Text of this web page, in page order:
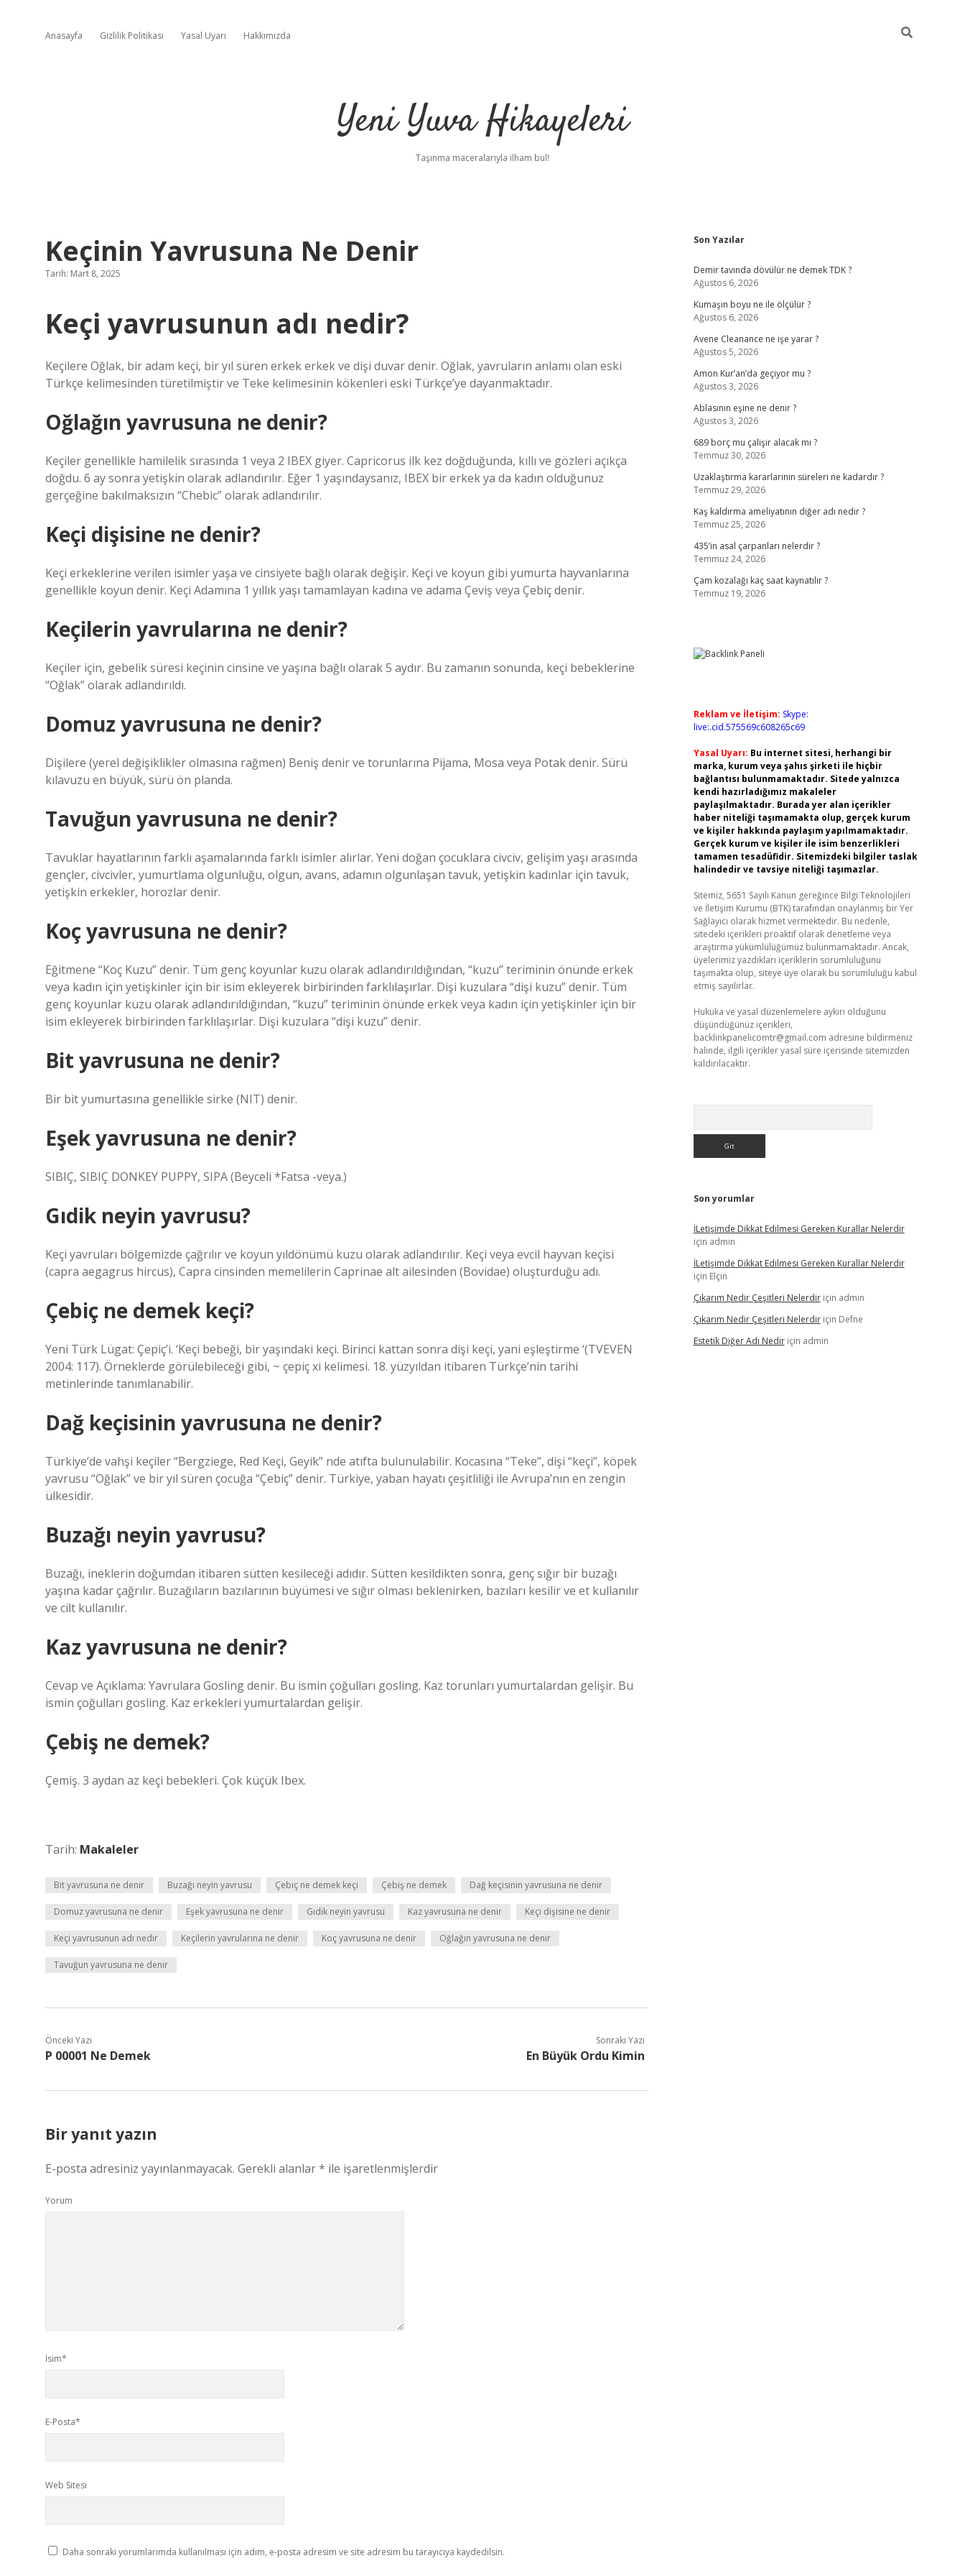
Anasayfa Gizlilik Politikası Yasal Uyarı Hakkımızda
Yeni Yuva Hikayeleri
Taşınma maceralarıyla ilham bul!
Keçinin Yavrusuna Ne Denir
Tarih: Mart 8, 2025
Keçi yavrusunun adı nedir?
Keçilere Oğlak, bir adam keçi, bir yıl süren erkek erkek ve dişi duvar denir. Oğlak, yavruların anlamı olan eski
Türkçe kelimesinden türetilmiştir ve Teke kelimesinin kökenleri eski Türkçe’ye dayanmaktadır.
Oğlağın yavrusuna ne denir?
Keçiler genellikle hamilelik sırasında 1 veya 2 IBEX giyer. Capricorus ilk kez doğduğunda, kıllı ve gözleri açıkça
doğdu. 6 ay sonra yetişkin olarak adlandırılır. Eğer 1 yaşındaysanız, IBEX bir erkek ya da kadın olduğunuz
gerçeğine bakılmaksızın “Chebic” olarak adlandırılır.
Keçi dişisine ne denir?
Keçi erkeklerine verilen isimler yaşa ve cinsiyete bağlı olarak değişir. Keçi ve koyun gibi yumurta hayvanlarına
genellikle koyun denir. Keçi Adamına 1 yıllık yaşı tamamlayan kadına ve adama Çeviş veya Çebiç denir.
Keçilerin yavrularına ne denir?
Keçiler için, gebelik süresi keçinin cinsine ve yaşına bağlı olarak 5 aydır. Bu zamanın sonunda, keçi bebeklerine
“Oğlak” olarak adlandırıldı.
Domuz yavrusuna ne denir?
Dişilere (yerel değişiklikler olmasına rağmen) Beniş denir ve torunlarına Pijama, Mosa veya Potak denir. Sürü
kılavuzu en büyük, sürü ön planda.
Tavuğun yavrusuna ne denir?
Tavuklar hayatlarının farklı aşamalarında farklı isimler alırlar. Yeni doğan çocuklara civciv, gelişim yaşı arasında
gençler, civcivler, yumurtlama olgunluğu, olgun, avans, adamın olgunlaşan tavuk, yetişkin kadınlar için tavuk,
yetişkin erkekler, horozlar denir.
Koç yavrusuna ne denir?
Eğitmene “Koç Kuzu” denir. Tüm genç koyunlar kuzu olarak adlandırıldığından, “kuzu” teriminin önünde erkek
veya kadın için yetişkinler için bir isim ekleyerek birbirinden farklılaşırlar. Dişi kuzulara “dişi kuzu” denir. Tüm
genç koyunlar kuzu olarak adlandırıldığından, “kuzu” teriminin önünde erkek veya kadın için yetişkinler için bir
isim ekleyerek birbirinden farklılaşırlar. Dişi kuzulara “dişi kuzu” denir.
Bit yavrusuna ne denir?
Bir bit yumurtasına genellikle sirke (NIT) denir.
Eşek yavrusuna ne denir?
SIBIÇ, SIBIÇ DONKEY PUPPY, SIPA (Beyceli *Fatsa -veya.)
Gıdik neyin yavrusu?
Keçi yavruları bölgemizde çağrılır ve koyun yıldönümü kuzu olarak adlandırılır. Keçi veya evcil hayvan keçisi
(capra aegagrus hircus), Capra cinsinden memelilerin Caprinae alt ailesinden (Bovidae) oluşturduğu adı.
Çebiç ne demek keçi?
Yeni Türk Lügat: Çepiç’i. ‘Keçi bebeği, bir yaşındaki keçi. Birinci kattan sonra dişi keçi, yani eşleştirme ‘(TVEVEN
2004: 117). Örneklerde görülebileceği gibi, ~ çepiç xi kelimesi. 18. yüzyıldan itibaren Türkçe’nin tarihi
metinlerinde tanımlanabilir.
Dağ keçisinin yavrusuna ne denir?
Türkiye’de vahşi keçiler “Bergziege, Red Keçi, Geyik” nde atıfta bulunulabilir. Kocasına “Teke”, dişi “keçi”, köpek
yavrusu “Oğlak” ve bir yıl süren çocuğa “Çebiç” denir. Türkiye, yaban hayatı çeşitliliği ile Avrupa’nın en zengin
ülkesidir.
Buzağı neyin yavrusu?
Buzağı, ineklerin doğumdan itibaren sütten kesileceği adıdır. Sütten kesildikten sonra, genç sığır bir buzağı
yaşına kadar çağrılır. Buzağıların bazılarının büyümesi ve sığır olması beklenirken, bazıları kesilir ve et kullanılır
ve cilt kullanılır.
Kaz yavrusuna ne denir?
Cevap ve Açıklama: Yavrulara Gosling denir. Bu ismin çoğulları gosling. Kaz torunları yumurtalardan gelişir. Bu
ismin çoğulları gosling. Kaz erkekleri yumurtalardan gelişir.
Çebiş ne demek?
Çemiş. 3 aydan az keçi bebekleri. Çok küçük Ibex.
Tarih: Makaleler
Bit yavrusuna ne denir Buzağı neyin yavrusu Çebiç ne demek keçi Çebiş ne demek Dağ keçisinin yavrusuna ne denir
Domuz yavrusuna ne denir Eşek yavrusuna ne denir Gıdik neyin yavrusu Kaz yavrusuna ne denir Keçi dişisine ne denir
Keçi yavrusunun adı nedir Keçilerin yavrularına ne denir Koç yavrusuna ne denir Oğlağın yavrusuna ne denir
Tavuğun yavrusuna ne denir
Önceki Yazı
P 00001 Ne Demek
Sonraki Yazı
En Büyük Ordu Kimin
Bir yanıt yazın
E-posta adresiniz yayınlanmayacak. Gerekli alanlar* ile işaretlenmişlerdir
Yorum
İsim*
E-Posta*
Web Sitesi
Daha sonraki yorumlarımda kullanılması için adım, e-posta adresim ve site adresim bu tarayıcıya kaydedilsin.
Sidebar
Son Yazılar
Demir tavında dövülür ne demek TDK ?
Ağustos 6, 2026
Kumaşın boyu ne ile ölçülür ?
Ağustos 6, 2026
Avene Cleanance ne işe yarar ?
Ağustos 5, 2026
Amon Kur’an’da geçiyor mu ?
Ağustos 3, 2026
Ablasının eşine ne denir ?
Ağustos 3, 2026
689 borç mu çalişir alacak mı ?
Temmuz 30, 2026
Uzaklaştırma kararlarının süreleri ne kadardır ?
Temmuz 29, 2026
Kaş kaldırma ameliyatının diğer adı nedir ?
Temmuz 25, 2026
435’in asal çarpanları nelerdir ?
Temmuz 24, 2026
Çam kozalağı kaç saat kaynatılır ?
Temmuz 19, 2026
Reklam ve İletişim: Skype:
live:.cid.575569c608265c69
Yasal Uyarı: Bu internet sitesi, herhangi bir
marka, kurum veya şahıs şirketi ile hiçbir
bağlantısı bulunmamaktadır. Sitede yalnızca
kendi hazırladığımız makaleler
paylaşılmaktadır. Burada yer alan içerikler
haber niteliği taşımamakta olup, gerçek kurum
ve kişiler hakkında paylaşım yapılmamaktadır.
Gerçek kurum ve kişiler ile isim benzerlikleri
tamamen tesadüfidir. Sitemizdeki bilgiler taslak
halindedir ve tavsiye niteliği taşımazlar.
Sitemiz, 5651 Sayılı Kanun gereğince Bilgi Teknolojileri
ve İletişim Kurumu (BTK) tarafından onaylanmış bir Yer
Sağlayıcı olarak hizmet vermektedir. Bu nedenle,
sitedeki içerikleri proaktif olarak denetleme veya
araştırma yükümlülüğümüz bulunmamaktadır. Ancak,
üyelerimiz yazdıkları içeriklerin sorumluluğunu
taşımakta olup, siteye üye olarak bu sorumluluğu kabul
etmiş sayılırlar.
Hukuka ve yasal düzenlemelere aykırı olduğunu
düşündüğünüz içerikleri,
backlinkpanelicomtr@gmail.com adresine bildirmeniz
halinde, ilgili içerikler yasal süre içerisinde sitemizden
kaldırılacaktır.
Son yorumlar
İLetişimde Dikkat Edilmesi Gereken Kurallar Nelerdir
için admin
İLetişimde Dikkat Edilmesi Gereken Kurallar Nelerdir
için Elçin
Çıkarım Nedir Çeşitleri Nelerdiriçin admin
Çıkarım Nedir Çeşitleri Nelerdiriçin Defne
Estetik Diğer Adı Nediriçin admin
Betexper giriş adresi